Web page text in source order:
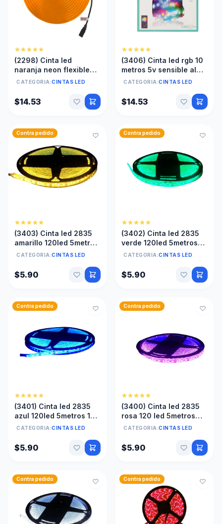
(2298) Cinta led
naranja neon flexible
12V 5mts anti agua Sin
CATEGORIA:CINTAS LED
$14.53
(3406) Cinta led rgb 10
metros 5v sensible al
ruido usb c/control y
CATEGORIA:CINTAS LED
$14.53
Contra pedido
(3403) Cinta led 2835
amarillo 120led 5metros
12v silicon anti agua sin
CATEGORIA:CINTAS LED
$5.90
Contra pedido
(3402) Cinta led 2835
verde 120led 5metros
12v silicon anti agua sin
CATEGORIA:CINTAS LED
$5.90
Contra pedido
(3401) Cinta led 2835
azul 120led 5metros 12v
silicon anti agua sin
CATEGORIA:CINTAS LED
$5.90
Contra pedido
(3400) Cinta led 2835
rosa 120 led 5metros
12v silicon anti agua sin
CATEGORIA:CINTAS LED
$5.90
Contra pedido Contra pedido